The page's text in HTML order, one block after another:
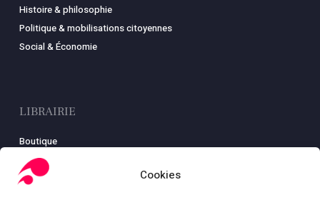
Cookies
Histoire & philosophie
Politique & mobilisations citoyennes
Social & Économie
LIBRAIRIE
Boutique
Carte
Mon compte